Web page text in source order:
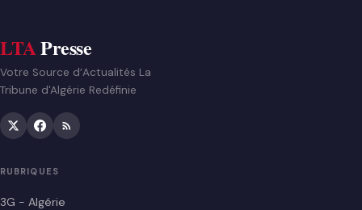
LTAPresse
Votre Source d’Actualités La
Tribune d'Algérie Redéfinie
RUBRIQUES
3G - Algérie